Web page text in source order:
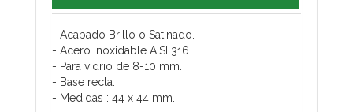
- Acabado Brillo o Satinado.
- Acero Inoxidable AISI 316
- Para vidrio de 8-10 mm.
- Base recta.
- Medidas : 44 x 44 mm.